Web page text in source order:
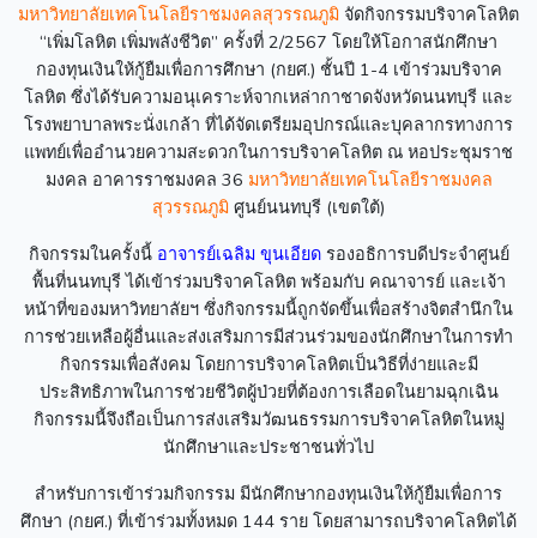
มหาวิทยาลัยเทคโนโลยีราชมงคลสุวรรณภูมิ จัดกิจกรรมบริจาคโลหิต
“เพิ่มโลหิต เพิ่มพลังชีวิต” ครั้งที่ 2/2567 โดยให้โอกาสนักศึกษา
กองทุนเงินให้กู้ยืมเพื่อการศึกษา (กยศ.) ชั้นปี 1-4 เข้าร่วมบริจาค
โลหิต ซึ่งได้รับความอนุเคราะห์จากเหล่ากาชาดจังหวัดนนทบุรี และ
โรงพยาบาลพระนั่งเกล้า ที่ได้จัดเตรียมอุปกรณ์และบุคลากรทางการ
แพทย์เพื่ออำนวยความสะดวกในการบริจาคโลหิต ณ หอประชุมราช
มงคล อาคารราชมงคล 36 มหาวิทยาลัยเทคโนโลยีราชมงคล
สุวรรณภูมิ ศูนย์นนทบุรี (เขตใต้)
กิจกรรมในครั้งนี้ อาจารย์เฉลิม ขุนเอียดรองอธิการบดีประจำศูนย์
พื้นที่นนทบุรี ได้เข้าร่วมบริจาคโลหิต พร้อมกับ คณาจารย์ และเจ้า
หน้าที่ของมหาวิทยาลัยฯ ซึ่งกิจกรรมนี้ถูกจัดขึ้นเพื่อสร้างจิตสำนึกใน
การช่วยเหลือผู้อื่นและส่งเสริมการมีส่วนร่วมของนักศึกษาในการทำ
กิจกรรมเพื่อสังคม โดยการบริจาคโลหิตเป็นวิธีที่ง่ายและมี
ประสิทธิภาพในการช่วยชีวิตผู้ป่วยที่ต้องการเลือดในยามฉุกเฉิน
กิจกรรมนี้จึงถือเป็นการส่งเสริมวัฒนธรรมการบริจาคโลหิตในหมู่
นักศึกษาและประชาชนทั่วไป
สำหรับการเข้าร่วมกิจกรรม มีนักศึกษากองทุนเงินให้กู้ยืมเพื่อการ
ศึกษา (กยศ.) ที่เข้าร่วมทั้งหมด 144 ราย โดยสามารถบริจาคโลหิตได้